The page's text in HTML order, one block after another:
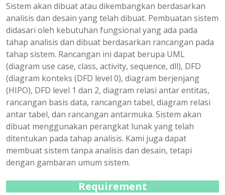
Sistem akan dibuat atau dikembangkan berdasarkan
analisis dan desain yang telah dibuat. Pembuatan sistem
didasari oleh kebutuhan fungsional yang ada pada
tahap analisis dan dibuat berdasarkan rancangan pada
tahap sistem. Rancangan ini dapat berupa UML
(diagram use case, class, activity, sequence, dll), DFD
(diagram konteks (DFD level 0), diagram berjenjang
(HIPO), DFD level 1 dan 2, diagram relasi antar entitas,
rancangan basis data, rancangan tabel, diagram relasi
antar tabel, dan rancangan antarmuka. Sistem akan
dibuat menggunakan perangkat lunak yang telah
ditentukan pada tahap analisis. Kami juga dapat
membuat sistem tanpa analisis dan desain, tetapi
dengan gambaran umum sistem.
Requirement